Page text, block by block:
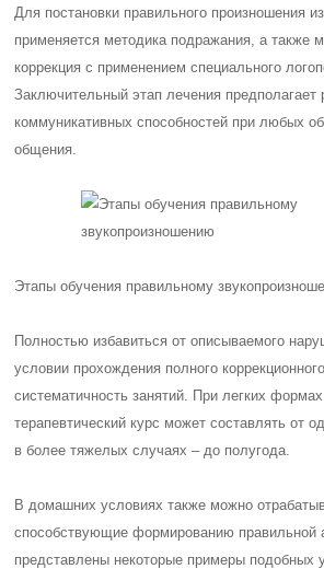
Для постановки правильного произношения
применяется методика подражания, а также
коррекция с применением специального
Заключительный этап лечения предполагает
коммуникативных способностей при любых
общения.
Этапы обучения правильному
Полностью избавиться от описываемого
условии прохождения полного
систематичность занятий. При легких
терапевтический курс может составлять от
в более тяжелых случаях – до полугода.
В домашних условиях также можно
способствующие формированию правильной
представлены некоторые примеры подобных